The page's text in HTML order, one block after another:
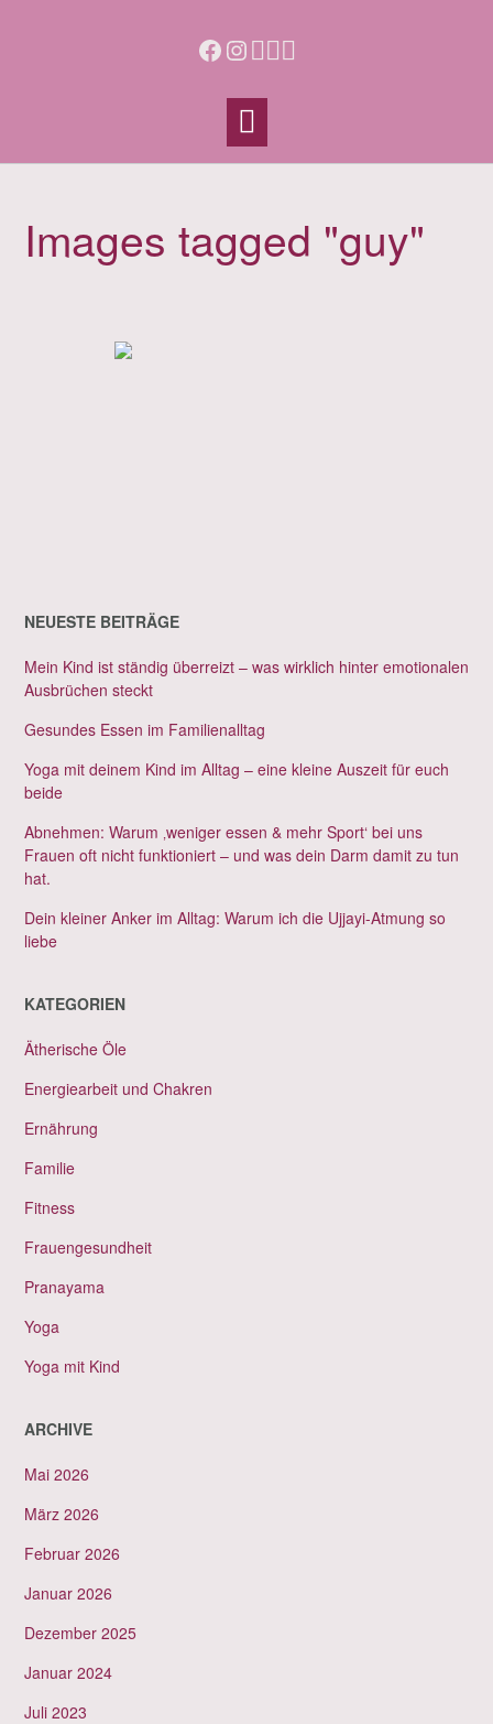
Facebook
Instagram
Images tagged "guy"
NEUESTE BEITRÄGE
Mein Kind ist ständig überreizt – was wirklich hinter emotionalen
Ausbrüchen steckt
Gesundes Essen im Familienalltag
Yoga mit deinem Kind im Alltag – eine kleine Auszeit für euch
beide
Abnehmen: Warum ‚weniger essen & mehr Sport‘ bei uns
Frauen oft nicht funktioniert – und was dein Darm damit zu tun
hat.
Dein kleiner Anker im Alltag: Warum ich die Ujjayi-Atmung so
liebe
KATEGORIEN
Ätherische Öle
Energiearbeit und Chakren
Ernährung
Familie
Fitness
Frauengesundheit
Pranayama
Yoga
Yoga mit Kind
ARCHIVE
Mai 2026
März 2026
Februar 2026
Januar 2026
Dezember 2025
Januar 2024
Juli 2023